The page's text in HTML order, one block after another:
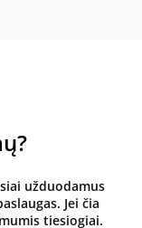
užduodamus
Jei čia
tiesiogiai.